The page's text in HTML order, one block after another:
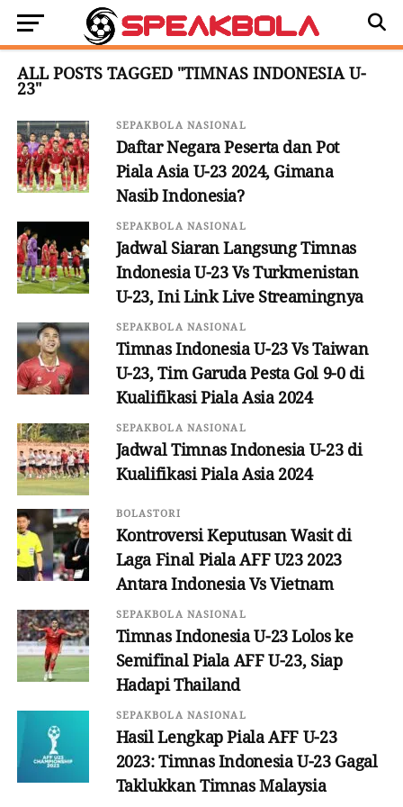
ALL POSTS TAGGED "TIMNAS INDONESIA U-
23"
SEPAKBOLA NASIONAL
Daftar Negara Peserta dan Pot
Piala Asia U-23 2024, Gimana
Nasib Indonesia?
SEPAKBOLA NASIONAL
Jadwal Siaran Langsung Timnas
Indonesia U-23 Vs Turkmenistan
U-23, Ini Link Live Streamingnya
SEPAKBOLA NASIONAL
Timnas Indonesia U-23 Vs Taiwan
U-23, Tim Garuda Pesta Gol 9-0 di
Kualifikasi Piala Asia 2024
SEPAKBOLA NASIONAL
Jadwal Timnas Indonesia U-23 di
Kualifikasi Piala Asia 2024
BOLASTORI
Kontroversi Keputusan Wasit di
Laga Final Piala AFF U23 2023
Antara Indonesia Vs Vietnam
SEPAKBOLA NASIONAL
Timnas Indonesia U-23 Lolos ke
Semifinal Piala AFF U-23, Siap
Hadapi Thailand
SEPAKBOLA NASIONAL
Hasil Lengkap Piala AFF U-23
2023: Timnas Indonesia U-23 Gagal
Taklukkan Timnas Malaysia